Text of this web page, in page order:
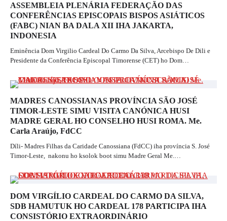
ASSEMBLEIA PLENÁRIA FEDERAÇÃO DAS
CONFERÊNCIAS EPISCOPAIS BISPOS ASIÁTICOS
(FABC) NIAN BA DALA XII IHA JAKARTA,
INDONESIA
Eminência Dom Virgilio Cardeal Do Carmo Da Silva, Arcebispo De Dili e
Presidente da Conferência Episcopal Timorense (CET) ho Dom…
MADRES CANOSSIANAS PROVÍNCIA SÃO JOSÉ
TIMOR-LESTE SIMU VISITA CANÓNICA HUSI
MADRE GERAL HO CONSELHO HUSI ROMA. Me.
Carla Araújo, FdCC
Díli- Madres Filhas da Caridade Canossiana (FdCC) iha província S. José
Timor-Leste, nakonu ho ksolok boot simu Madre Geral Me.…
DOM VIRGÍLIO CARDEAL DO CARMO DA SILVA,
SDB HAMUTUK HO CARDEAL 178 PARTICIPA IHA
CONSISTÓRIO EXTRAORDINÁRIO